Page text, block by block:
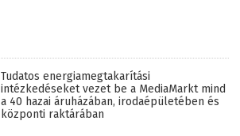
Tudatos energiamegtakarítási
intézkedéseket vezet be a MediaMarkt mind
a 40 hazai áruházában, irodaépületében és
központi raktárában